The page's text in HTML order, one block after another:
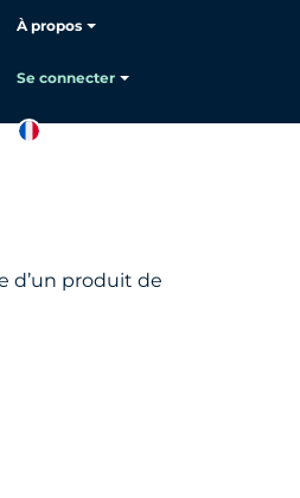
À propos
Se connecter
d’un produit de
de devises est l’EUR/USD,